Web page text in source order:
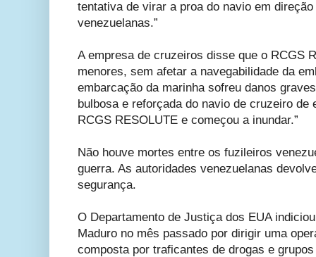
tentativa de virar a proa do navio em
venezuelanas.”
A empresa de cruzeiros disse que o RCGS
menores, sem afetar a navegabilidade da
embarcação da marinha sofreu danos
bulbosa e reforçada do navio de cruzeiro de
RCGS RESOLUTE e começou a inundar.”
Não houve mortes entre os fuzileiros
guerra. As autoridades venezuelanas
segurança.
O Departamento de Justiça dos EUA
Maduro no mês passado por dirigir uma
composta por traficantes de drogas e